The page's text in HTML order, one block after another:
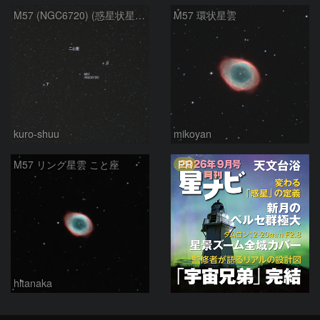
M57 (NGC6720) (惑星状星雲) (2026/05/17)
kuro-shuu
M57 環状星雲
mikoyan
M57 リング星雲 こと座
hltanaka
PR